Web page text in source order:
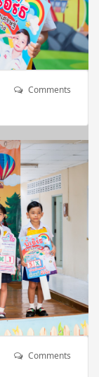
Comments
Comments